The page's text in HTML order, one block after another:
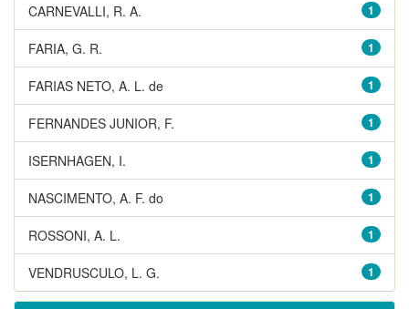
1
CARNEVALLI, R. A.
1
FARIA, G. R.
1
FARIAS NETO, A. L. de
1
FERNANDES JUNIOR, F.
1
ISERNHAGEN, I.
1
NASCIMENTO, A. F. do
1
ROSSONI, A. L.
1
VENDRUSCULO, L. G.